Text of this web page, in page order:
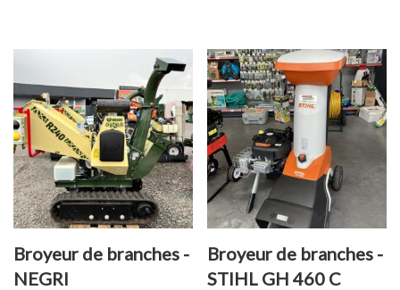
Broyeur de branches -
NEGRI
Broyeur de branches -
STIHL GH 460 C